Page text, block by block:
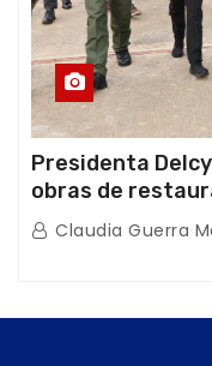
Presidenta
obras de
afectaciones
Claudia Guerra